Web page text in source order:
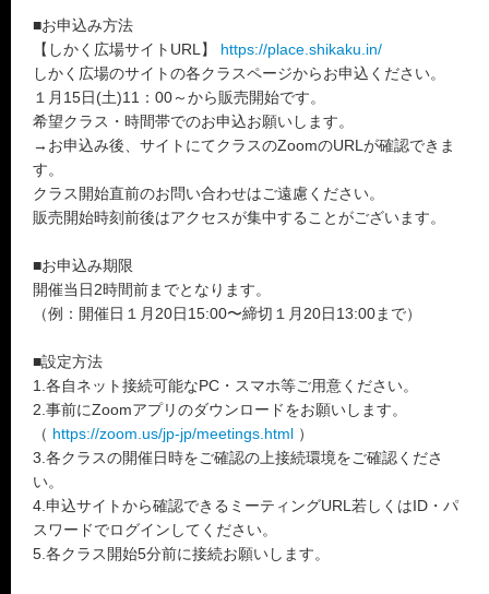
■お申込み方法
【しかく広場サイトURL】 https://place.shikaku.in/
しかく広場のサイトの各クラスページからお申込ください。
１月15日(土)11：00～から販売開始です。
希望クラス・時間帯でのお申込お願いします。
→お申込み後、サイトにてクラスのZoomのURLが確認できま
す。
クラス開始直前のお問い合わせはご遠慮ください。
販売開始時刻前後はアクセスが集中することがございます。
■お申込み期限
開催当日2時間前までとなります。
（例：開催日１月20日15:00〜締切１月20日13:00まで）
■設定方法
1.各自ネット接続可能なPC・スマホ等ご用意ください。
2.事前にZoomアプリのダウンロードをお願いします。
（ https://zoom.us/jp-jp/meetings.html ）
3.各クラスの開催日時をご確認の上接続環境をご確認くださ
い。
4.申込サイトから確認できるミーティングURL若しくはID・パ
スワードでログインしてください。
5.各クラス開始5分前に接続お願いします。